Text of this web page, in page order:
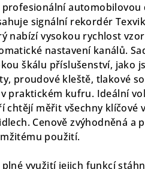
automobilovou
signální rekordér
nabízí vysokou rychlost
nastavení kanálů.
škálu příslušenství, jako
proudové kleště, tlakové
praktickém kufru. Ideální
chtějí měřit všechny klíčové
Cenově zvýhodněná a
použití.
plné využití jejich funkcí